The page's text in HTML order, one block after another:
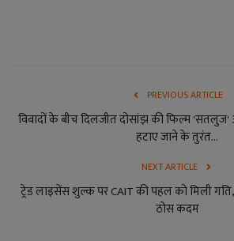
PREVIOUS ARTICLE
विवादों के बीच दिलजीत दोसांझ की फिल्म
हटाए जाने के तुरंत...
NEXT ARTICLE
ट्रेड लाइसेंस शुल्क पर CAIT की पहल को मिली
ठोस कदम